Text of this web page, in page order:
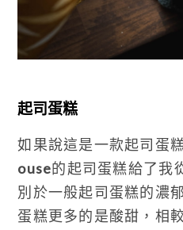
起司蛋糕
如果說這是一款起司蛋
ouse的起司蛋糕給了我
別於一般起司蛋糕的濃
蛋糕更多的是酸甜，相